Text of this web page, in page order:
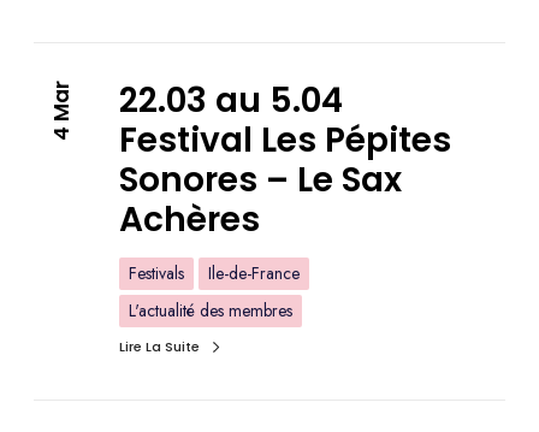
4 Mar
22.03 au 5.04
Festival Les Pépites
Sonores – Le Sax
Achères
Festivals
Ile-de-France
L'actualité des membres
Lire La Suite